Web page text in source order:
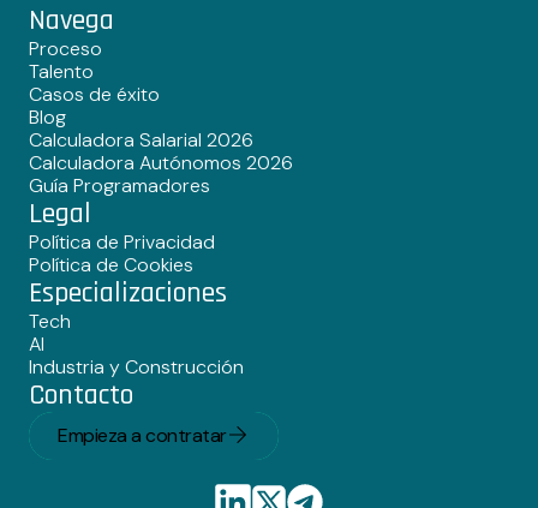
Navega
Proceso
Talento
Casos de éxito
Blog
Calculadora Salarial 2026
Calculadora Autónomos 2026
Guía Programadores
Legal
Política de Privacidad
Política de Cookies
Especializaciones
Tech
AI
Industria y Construcción
Contacto
Empieza a contratar